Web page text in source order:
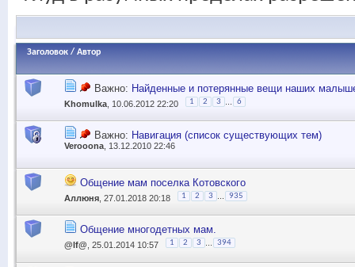
Заголовок / Автор
Важно: Найденные и потерянные вещи наших
Khomulka , 10.06.2012 22:20 1 2 3 6
Важно: Навигация (список существующих тем)
Verooona, 13.12.2010 22:46
Общение мам поселка Котовского
Аллюня , 27.01.2018 20:18 1 2 3 935
Общение многодетных мам.
@lf@ , 25.01.2014 10:57 1 2 3 394